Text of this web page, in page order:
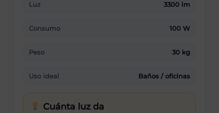
Luz 3300 lm
Consumo 100 W
Peso 30 kg
Uso ideal Baños / oficinas
Cuánta luz da